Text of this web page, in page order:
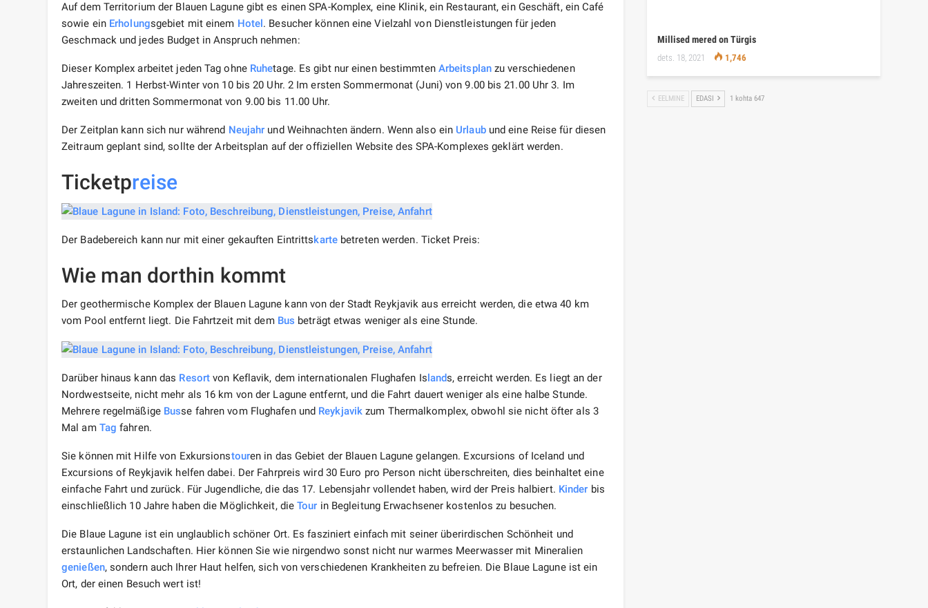
Auf dem Territorium der Blauen Lagune gibt es einen SPA-Komplex, eine Klinik, ein Restaurant, ein Geschäft, ein Café
sowie ein Erholungsgebiet mit einem Hotel . Besucher können eine Vielzahl von Dienstleistungen für jeden
Geschmack und jedes Budget in Anspruch nehmen:
Dieser Komplex arbeitet jeden Tag ohne Ruhetage. Es gibt nur einen bestimmten Arbeitsplanzu verschiedenen
Jahreszeiten. 1 Herbst-Winter von 10 bis 20 Uhr. 2 Im ersten Sommermonat (Juni) von 9.00 bis 21.00 Uhr 3. Im
zweiten und dritten Sommermonat von 9.00 bis 11.00 Uhr.
Der Zeitplan kann sich nur während Neujahr und Weihnachten ändern. Wenn also ein Urlaubund eine Reise für diesen
Zeitraum geplant sind, sollte der Arbeitsplan auf der offiziellen Website des SPA-Komplexes geklärt werden.
Ticketpreise
Der Badebereich kann nur mit einer gekauften Eintrittskartebetreten werden. Ticket Preis:
Wie man dorthin kommt
Der geothermische Komplex der Blauen Lagune kann von der Stadt Reykjavik aus erreicht werden, die etwa 40 km
vom Pool entfernt liegt. Die Fahrtzeit mit dem Bus beträgt etwas weniger als eine Stunde.
Darüber hinaus kann das Resort von Keflavik, dem internationalen Flughafen Is lands, erreicht werden. Es liegt an der
Nordwestseite, nicht mehr als 16 km von der Lagune entfernt, und die Fahrt dauert weniger als eine halbe Stunde.
Mehrere regelmäßige Busse fahren vom Flughafen und Reykjavik zum Thermalkomplex, obwohl sie nicht öfter als 3
Mal am Tag fahren.
Sie können mit Hilfe von Exkursionstouren in das Gebiet der Blauen Lagune gelangen. Excursions of Iceland und
Excursions of Reykjavik helfen dabei. Der Fahrpreis wird 30 Euro pro Person nicht überschreiten, dies beinhaltet eine
einfache Fahrt und zurück. Für Jugendliche, die das 17. Lebensjahr vollendet haben, wird der Preis halbiert. Kinder bis
einschließlich 10 Jahre haben die Möglichkeit, dieTour in Begleitung Erwachsener kostenlos zu besuchen.
Die Blaue Lagune ist ein unglaublich schöner Ort. Es fasziniert einfach mit seiner überirdischen Schönheit und
erstaunlichen Landschaften. Hier können Sie wie nirgendwo sonst nicht nur warmes Meerwasser mit Mineralien
genießen, sondern auch Ihrer Haut helfen, sich von verschiedenen Krankheiten zu befreien. Die Blaue Lagune ist ein
Ort, der einen Besuch wert ist!
Millised mered on Türgis
dets. 18, 2021 1,746
EELMINE EDASI 1 kohta 647